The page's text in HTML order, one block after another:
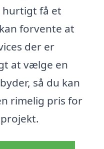
hurtigt få et
forvente at
der er
at vælge en
så du kan
rimelig pris for